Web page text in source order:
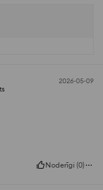
2026-05-09
Noderīgi (0)